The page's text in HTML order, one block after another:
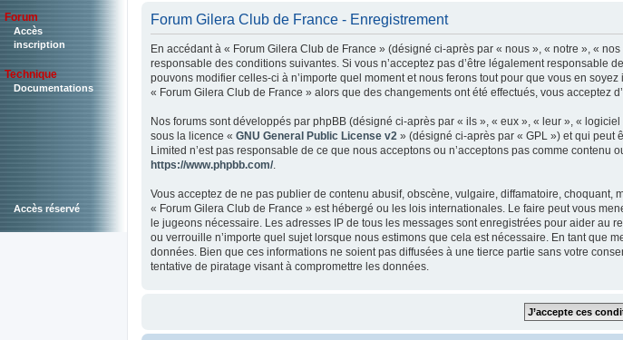
Forum
Accès
inscription
Technique
Documentations
Accès réservé
Forum Gilera Club de France - Enregistrement
En accédant à « Forum Gilera Club de France » (désigné ci-après par « nous », « notre », «
responsable des conditions suivantes. Si vous n’acceptez pas d’être légalement responsable
pouvons modifier celles-ci à n’importe quel moment et nous ferons tout pour que vous en
« Forum Gilera Club de France » alors que des changements ont été effectués, vous
Nos forums sont développés par phpBB (désigné ci-après par « ils », « eux », « leur », «
sous la licence « GNU General Public License v2 » (désigné ci-après par « GPL ») et qui peut
Limited n’est pas responsable de ce que nous acceptons ou n’acceptons pas comme
https://www.phpbb.com/.
Vous acceptez de ne pas publier de contenu abusif, obscène, vulgaire, diffamatoire,
« Forum Gilera Club de France » est hébergé ou les lois internationales. Le faire peut vous
le jugeons nécessaire. Les adresses IP de tous les messages sont enregistrées pour aider
ou verrouille n’importe quel sujet lorsque nous estimons que cela est nécessaire. En tant que
données. Bien que ces informations ne soient pas diffusées à une tierce partie sans votre
tentative de piratage visant à compromettre les données.